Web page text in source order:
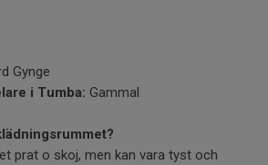
Gynge
i Tumba: Gammal
prat o skoj, men kan vara tyst och